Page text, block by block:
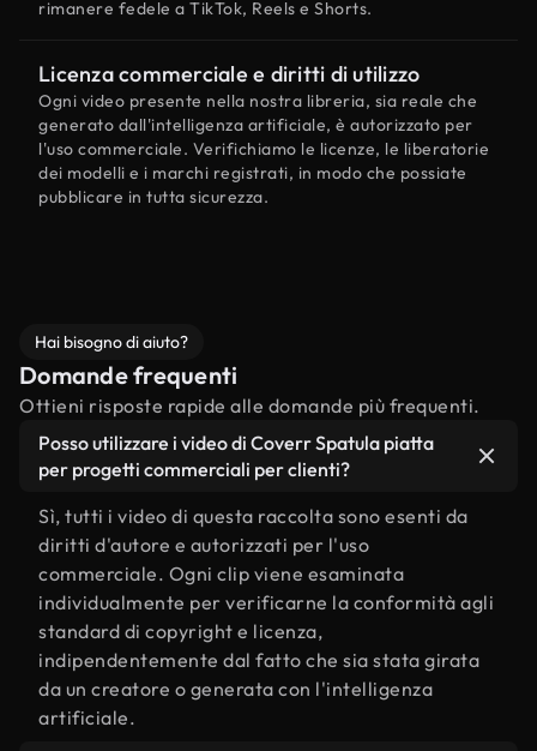
rimanere fedele a TikTok, Reels e Shorts.
Licenza commerciale e diritti di utilizzo
Ogni video presente nella nostra libreria, sia reale che
generato dall'intelligenza artificiale, è autorizzato per
l'uso commerciale. Verifichiamo le licenze, le liberatorie
dei modelli e i marchi registrati, in modo che possiate
pubblicare in tutta sicurezza.
Hai bisogno di aiuto?
Domande frequenti
Ottieni risposte rapide alle domande più frequenti.
Posso utilizzare i video di Coverr Spatula piatta
per progetti commerciali per clienti?
Sì, tutti i video di questa raccolta sono esenti da
diritti d'autore e autorizzati per l'uso
commerciale. Ogni clip viene esaminata
individualmente per verificarne la conformità agli
standard di copyright e licenza,
indipendentemente dal fatto che sia stata girata
da un creatore o generata con l'intelligenza
artificiale.